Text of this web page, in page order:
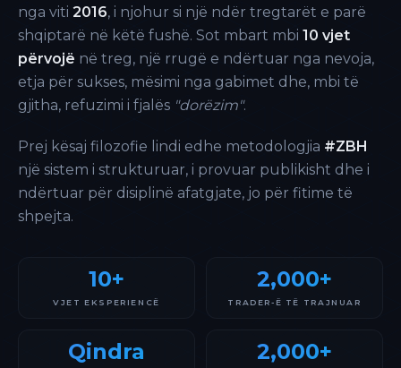
nga viti 2016, i njohur si një ndër tregtarët e parë
shqiptarë në këtë fushë. Sot mbart mbi 10 vjet
përvojë në treg, një rrugë e ndërtuar nga nevoja,
etja për sukses, mësimi nga gabimet dhe, mbi të
gjitha, refuzimi i fjalës "dorëzim".
Prej kësaj filozofie lindi edhe metodologjia #ZBH
një sistem i strukturuar, i provuar publikisht dhe i
ndërtuar për disiplinë afatgjate, jo për fitime të
shpejta.
10+
VJET EKSPERIENCË
2,000+
TRADER-Ë TË TRAJNUAR
Qindra 2,000+